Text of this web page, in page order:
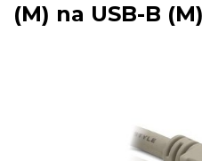
(M) na USB-B